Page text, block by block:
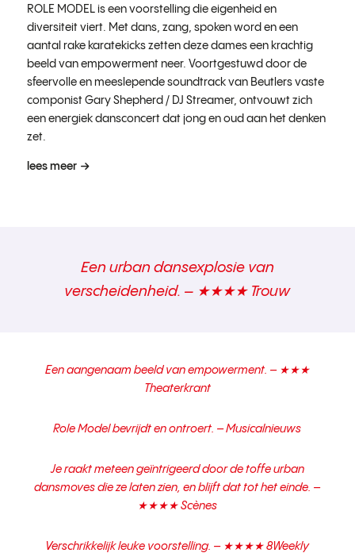
ROLE MODEL is een voorstelling die eigenheid en
diversiteit viert. Met dans, zang, spoken word en een
aantal rake karatekicks zetten deze dames een krachtig
beeld van empowerment neer. Voortgestuwd door de
sfeervolle en meeslepende soundtrack van Beutlers vaste
componist Gary Shepherd / DJ Streamer, ontvouwt zich
een energiek dansconcert dat jong en oud aan het denken
zet.
lees meer
Een urban dansexplosie van
verscheidenheid. – ★★★★ Trouw
Een aangenaam beeld van empowerment. – ★★★
Theaterkrant
Role Model bevrijdt en ontroert. – Musicalnieuws
Je raakt meteen geïntrigeerd door de toffe urban
dansmoves die ze laten zien, en blijft dat tot het einde. –
★★★★ Scènes
Verschrikkelijk leuke voorstelling. – ★★★★ 8Weekly